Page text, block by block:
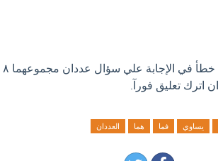
يساوي فما هما العددان